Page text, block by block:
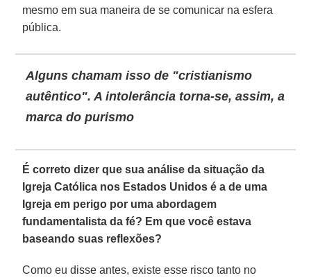
mesmo em sua maneira de se comunicar na esfera
pública.
Alguns chamam isso de "cristianismo
autêntico". A intolerância torna-se, assim, a
marca do purismo
É correto dizer que sua análise da situação da
Igreja Católica nos Estados Unidos é a de uma
Igreja em perigo por uma abordagem
fundamentalista da fé? Em que você estava
baseando suas reflexões?
Como eu disse antes, existe esse risco tanto no